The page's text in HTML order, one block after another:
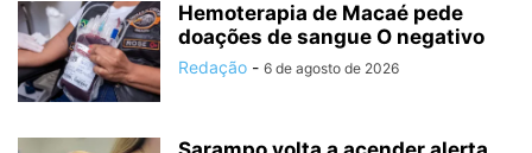
Hemoterapia de Macaé pede
doações de sangue O negativo
Redação - 6 de agosto de 2026